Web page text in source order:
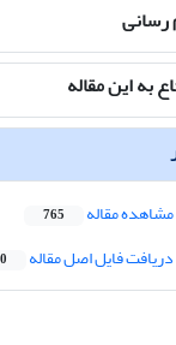
به این مقاله
مقاله 765
فایل اصل مقاله